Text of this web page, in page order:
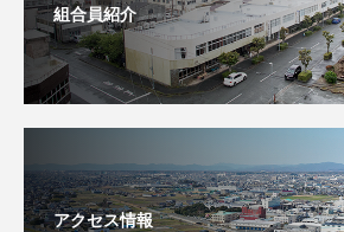
組合員紹介
アクセス情報